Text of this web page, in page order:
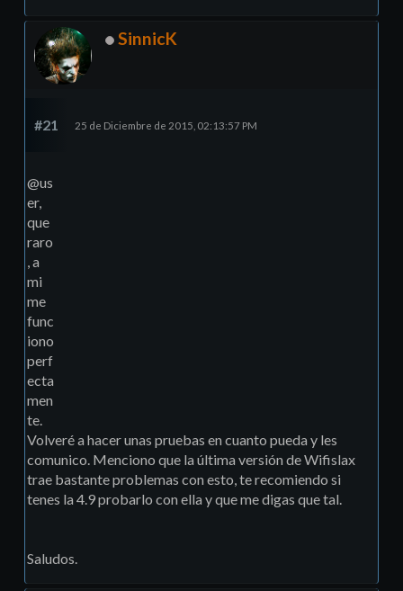
SinnicK
#21 25 de Diciembre de 2015, 02:13:57 PM
@us
er,
que
raro
, a
mi
me
func
iono
perf
ecta
men
te.
Volveré a hacer unas pruebas en cuanto pueda y les
comunico. Menciono que la última versión de Wifislax
trae bastante problemas con esto, te recomiendo si
tenes la 4.9 probarlo con ella y que me digas que tal.
Saludos.